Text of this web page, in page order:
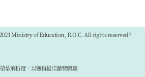
Ministry of Education, R.O.C. All rights reserved.®
幕解析度，以獲得最佳瀏覽體驗